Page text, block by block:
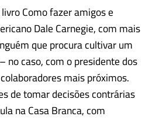
Como fazer amigos e
Dale Carnegie, com mais
que procura cultivar um
no caso, com o presidente dos
mais próximos.
de tomar decisões contrárias
na Casa Branca, com